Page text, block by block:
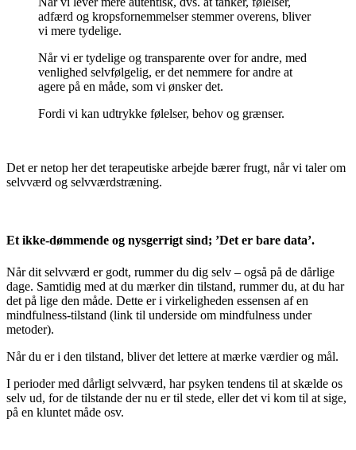
adfærd og kropsfornemmelser stemmer overens, bliver
vi mere tydelige.
Når vi er tydelige og transparente over for andre, med
venlighed selvfølgelig, er det nemmere for andre at
agere på en måde, som vi ønsker det.
Fordi vi kan udtrykke følelser, behov og grænser.
Det er netop her det terapeutiske arbejde bærer frugt, når vi taler om
selvværd og selvværdstræning.
Et ikke-dømmende og nysgerrigt sind; ’Det er bare data’.
Når dit selvværd er godt, rummer du dig selv – også på de dårlige
dage. Samtidig med at du mærker din tilstand, rummer du, at du har
det på lige den måde. Dette er i virkeligheden essensen af en
mindfulness-tilstand (link til underside om mindfulness under
metoder).
Når du er i den tilstand, bliver det lettere at mærke værdier og mål.
I perioder med dårligt selvværd, har psyken tendens til at skælde os
selv ud, for de tilstande der nu er til stede, eller det vi kom til at sige,
på en kluntet måde osv.